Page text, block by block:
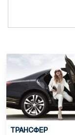
ТРАНСФЕР